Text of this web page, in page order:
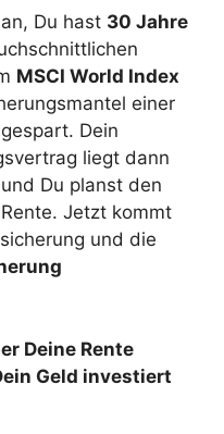
Du hast 30 Jahre
MSCI World Index
einer
gespart. Dein
liegt dann
Du planst den
Jetzt kommt
und die
Deine Rente
Geld investiert